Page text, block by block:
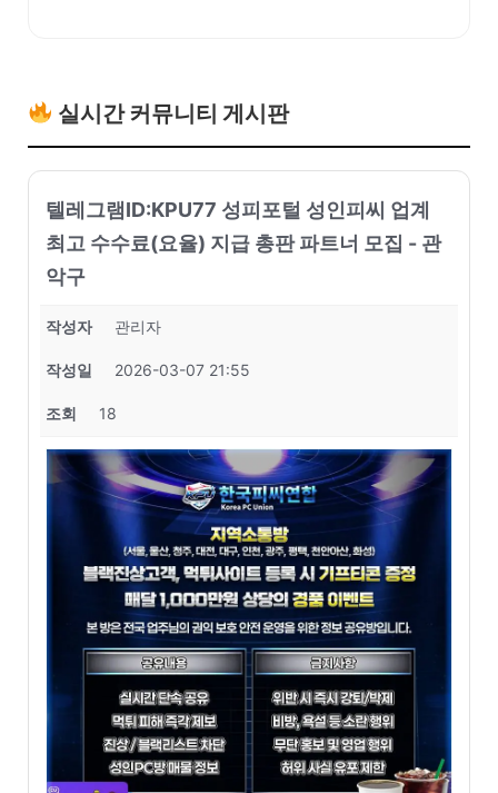
실시간 커뮤니티 게시판
텔레그램ID:KPU77 성피포털 성인피씨 업계
최고 수수료(요율) 지급 총판 파트너 모집 - 관
악구
작성자 관리자
작성일 2026-03-07 21:55
조회 18